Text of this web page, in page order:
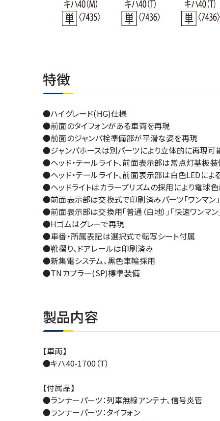
特徴
●ハイグレード(HG)仕様
●前面のタイフォンがある車両を再現
●前面のジャンパ栓準備部が平滑な姿を再現
●ジャンパホースは別パーツにより立体的に再現可
●ヘッド・テールライト、前面表示部は常点灯基板装
●ヘッド・テールライト、前面表示部は白色LEDによ
●ヘッドライトはカラープリズムの採用により電球
●前面表示部は交換式で印刷済みパーツ「ワンマン
●前面表示部は交換用「普通（白地）」「快速ワンマ
●Hゴムはグレーで再現
●車番・所属表記は選択式で転写シート付属
●靴摺り、ドアレールは印刷済み
●新集電システム、黒色車輪採用
●TNカプラー(SP)標準装備
製品内容
【車両】
●キハ40-1700（T）
【付属品】
●ランナーパーツ：列車無線アンテナ、信号炎管
●ランナーパーツ：タイフォン